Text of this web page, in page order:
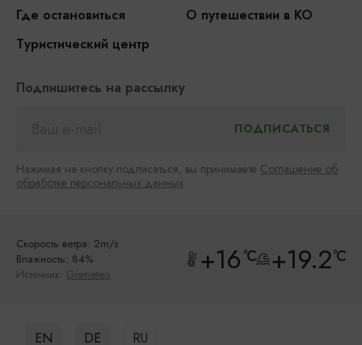
Где остановиться
О путешествии в КО
Туристический центр
Подпишитесь на рассылку
Нажимая на кнопку подписаться, вы принимаете Соглашение об
обработке персональных данных
Скорость ветра: 2m/s
Влажность: 84%
Источник: Gismeteo +16°C +19.2°C
EN DE RU